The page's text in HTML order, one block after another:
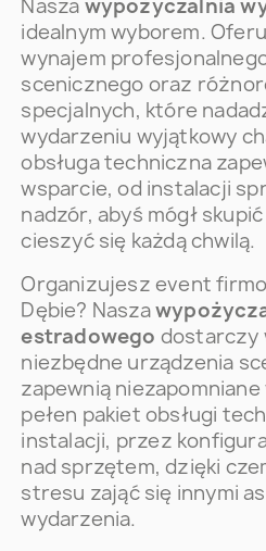
Nasza wypożyczalnia
idealnym wyborem.
wynajem
scenicznego oraz
specjalnych, które
wydarzeniu wyjątkowy
obsługa techniczna
wsparcie, od instalacji
nadzór, abyś mógł
cieszyć się każdą chwilą.
Organizujesz event
Dębie? Nasza
estradowego dostarczy
niezbędne urządzenia
zapewnią
pełen pakiet obsługi
instalacji, przez
nad sprzętem, dzięki
stresu zająć się innymi
wydarzenia.